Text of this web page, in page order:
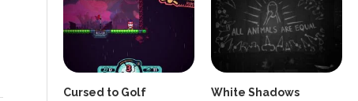
Cursed to Golf White Shadows